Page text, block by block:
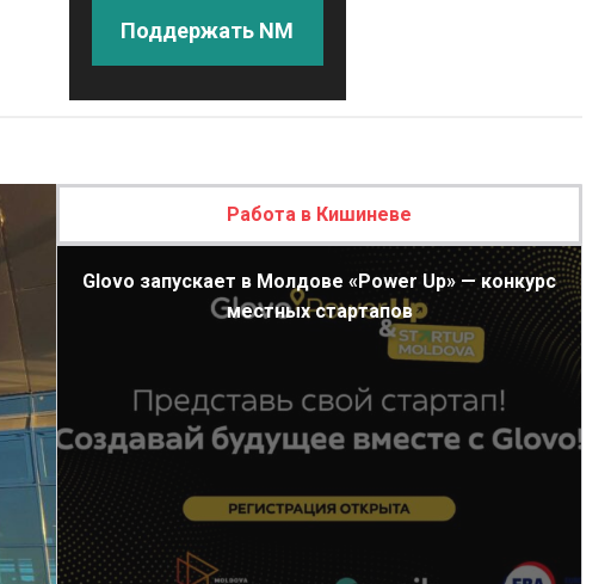
Поддержать NM
Работа в Кишиневе
Glovo запускает в Молдове «Power Up» — конкурс
местных стартапов